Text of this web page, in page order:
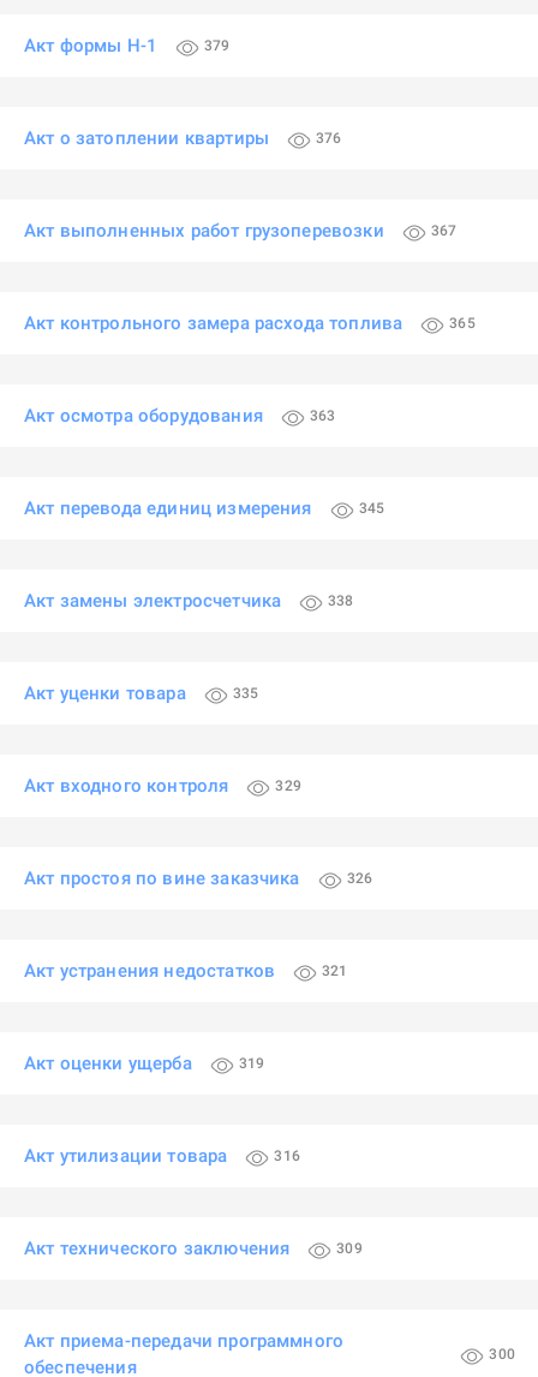
Акт формы Н-1 379
Акт о затоплении квартиры 376
Акт выполненных работ грузоперевозки 367
Акт контрольного замера расхода топлива 365
Акт осмотра оборудования 363
Акт перевода единиц измерения 345
Акт замены электросчетчика 338
Акт уценки товара 335
Акт входного контроля 329
Акт простоя по вине заказчика 326
Акт устранения недостатков 321
Акт оценки ущерба 319
Акт утилизации товара 316
Акт технического заключения 309
Акт приема-передачи программного
обеспечения
300